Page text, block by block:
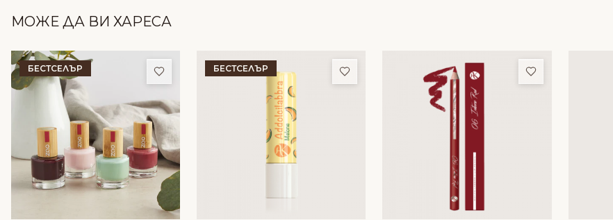
МОЖЕ ДА ВИ ХАРЕСА
БЕСТСЕЛЪР Добави в любими
БЕСТСЕЛЪР Добави в любими Добави в